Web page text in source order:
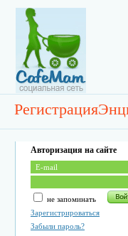
Регистрация
Авторизация на сайте
не запоминать
Зарегистрироваться
Забыли пароль?